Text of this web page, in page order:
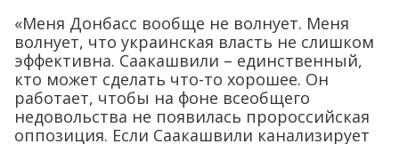
«Меня Донбасс вообще не волнует. Меня
волнует, что украинская власть не слишком
эффективна. Саакашвили – единственный,
кто может сделать что-то хорошее. Он
работает, чтобы на фоне всеобщего
недовольства не появилась пророссийская
оппозиция. Если Саакашвили канализирует